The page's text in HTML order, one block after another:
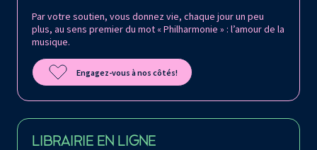
Par votre soutien, vous donnez vie, chaque jour un peu
plus, au sens premier du mot « Philharmonie » : l’amour de la
musique.
Engagez-vous à nos côtés!
LIBRAIRIE EN LIGNE